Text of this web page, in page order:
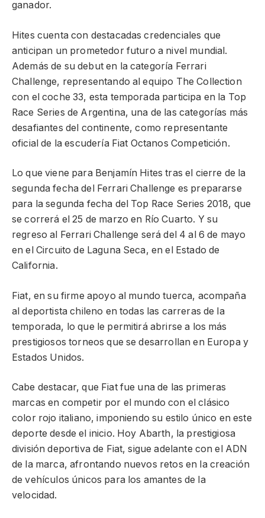
ganador.
Hites cuenta con destacadas credenciales que
anticipan un prometedor futuro a nivel mundial.
Además de su debut en la categoría Ferrari
Challenge, representando al equipo The Collection
con el coche 33, esta temporada participa en la Top
Race Series de Argentina, una de las categorías más
desafiantes del continente, como representante
oficial de la escudería Fiat Octanos Competición.
Lo que viene para Benjamín Hites tras el cierre de la
segunda fecha del Ferrari Challenge es prepararse
para la segunda fecha del Top Race Series 2018, que
se correrá el 25 de marzo en Río Cuarto. Y su
regreso al Ferrari Challenge será del 4 al 6 de mayo
en el Circuito de Laguna Seca, en el Estado de
California.
Fiat, en su firme apoyo al mundo tuerca, acompaña
al deportista chileno en todas las carreras de la
temporada, lo que le permitirá abrirse a los más
prestigiosos torneos que se desarrollan en Europa y
Estados Unidos.
Cabe destacar, que Fiat fue una de las primeras
marcas en competir por el mundo con el clásico
color rojo italiano, imponiendo su estilo único en este
deporte desde el inicio. Hoy Abarth, la prestigiosa
división deportiva de Fiat, sigue adelante con el ADN
de la marca, afrontando nuevos retos en la creación
de vehículos únicos para los amantes de la
velocidad.